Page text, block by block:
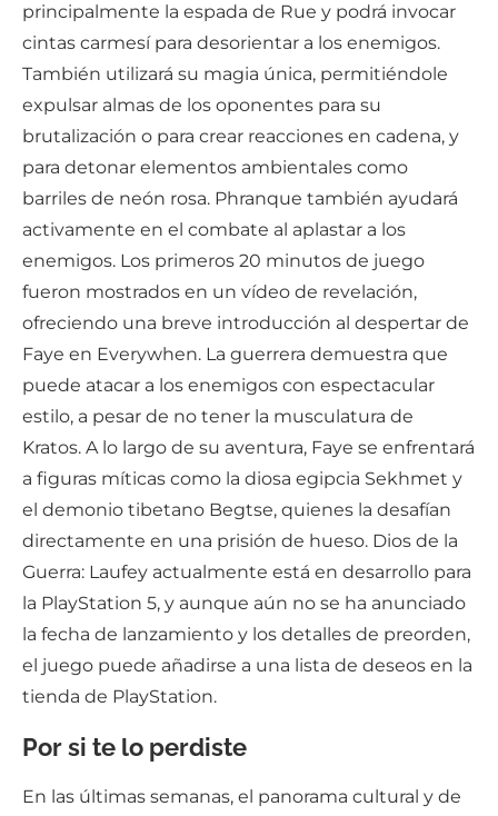
principalmente la espada de Rue y podrá invocar
cintas carmesí para desorientar a los enemigos.
También utilizará su magia única, permitiéndole
expulsar almas de los oponentes para su
brutalización o para crear reacciones en cadena, y
para detonar elementos ambientales como
barriles de neón rosa. Phranque también ayudará
activamente en el combate al aplastar a los
enemigos. Los primeros 20 minutos de juego
fueron mostrados en un vídeo de revelación,
ofreciendo una breve introducción al despertar de
Faye en Everywhen. La guerrera demuestra que
puede atacar a los enemigos con espectacular
estilo, a pesar de no tener la musculatura de
Kratos. A lo largo de su aventura, Faye se enfrentará
a figuras míticas como la diosa egipcia Sekhmet y
el demonio tibetano Begtse, quienes la desafían
directamente en una prisión de hueso. Dios de la
Guerra: Laufey actualmente está en desarrollo para
la PlayStation 5, y aunque aún no se ha anunciado
la fecha de lanzamiento y los detalles de preorden,
el juego puede añadirse a una lista de deseos en la
tienda de PlayStation.
Por si te lo perdiste
En las últimas semanas, el panorama cultural y de